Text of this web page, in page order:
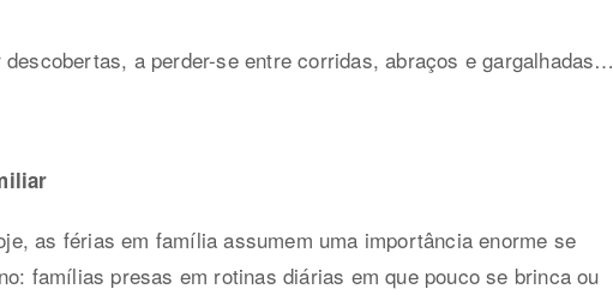
a perder-se entre corridas, abraços e gargalhadas…
as férias em família assumem uma importância enorme se
famílias presas em rotinas diárias em que pouco se brinca ou